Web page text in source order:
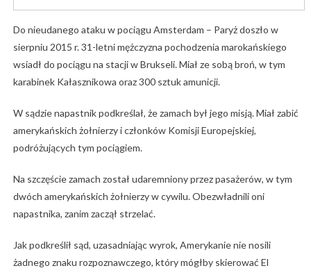
Do nieudanego ataku w pociągu Amsterdam – Paryż doszło w
sierpniu 2015 r. 31-letni mężczyzna pochodzenia marokańskiego
wsiadł do pociągu na stacji w Brukseli. Miał ze sobą broń, w tym
karabinek Kałasznikowa oraz 300 sztuk amunicji.
W sądzie napastnik podkreślał, że zamach był jego misją. Miał zabić
amerykańskich żołnierzy i członków Komisji Europejskiej,
podróżujących tym pociągiem.
Na szczęście zamach został udaremniony przez pasażerów, w tym
dwóch amerykańskich żołnierzy w cywilu. Obezwładnili oni
napastnika, zanim zaczął strzelać.
Jak podkreślił sąd, uzasadniając wyrok, Amerykanie nie nosili
żadnego znaku rozpoznawczego, który mógłby skierować El